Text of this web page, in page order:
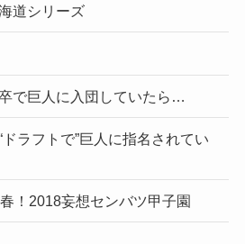
道シリーズ
で巨人に入団していたら…
ラフトで”巨人に指名されてい
！2018妄想センバツ甲子園